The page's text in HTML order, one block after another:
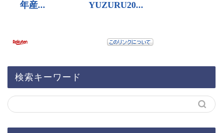
検索キーワード